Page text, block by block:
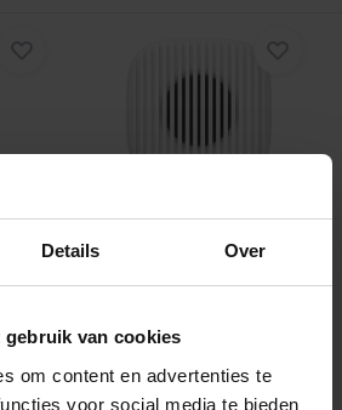
Details Over
gebruik van cookies
om content en advertenties te
voor social media te bieden
Direct beschikbaar